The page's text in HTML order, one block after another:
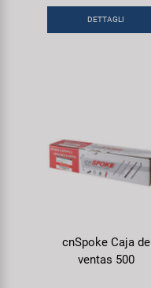
DETTAGLI
cnSpoke Caja de
ventas 500